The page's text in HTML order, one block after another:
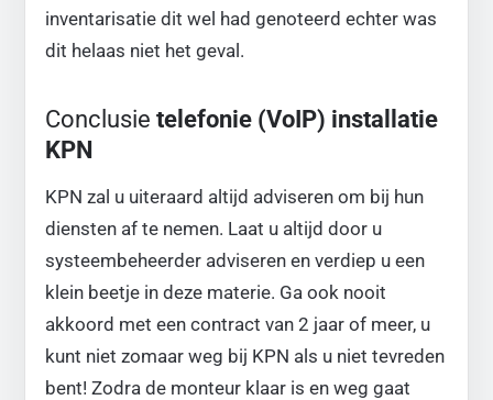
inventarisatie dit wel had genoteerd echter was
dit helaas niet het geval.
Conclusie telefonie (VoIP) installatie
KPN
KPN zal u uiteraard altijd adviseren om bij hun
diensten af te nemen. Laat u altijd door u
systeembeheerder adviseren en verdiep u een
klein beetje in deze materie. Ga ook nooit
akkoord met een contract van 2 jaar of meer, u
kunt niet zomaar weg bij KPN als u niet tevreden
bent! Zodra de monteur klaar is en weg gaat